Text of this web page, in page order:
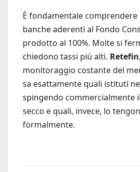
È fondamentale
banche aderenti al Fondo
prodotto al 100%. Molte si
chiedono tassi più alti. Retefin
monitoraggio costante del
sa esattamente quali istituti
spingendo commercialmente
secco e quali, invece, lo
formalmente.